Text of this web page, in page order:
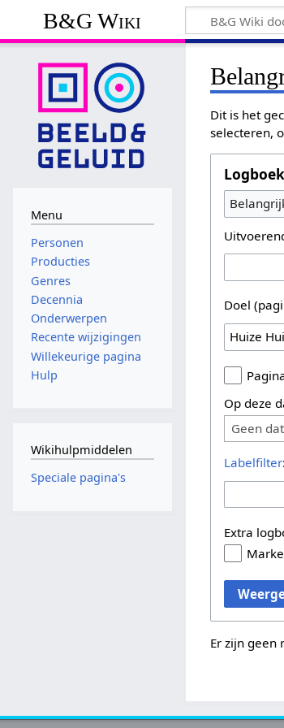
B&G Wiki
Dit is het
selecteren,
Doel
Op deze
Geen
Labelfilter:
Extra
Er zijn geen
Menu
Personen
Producties
Genres
Decennia
Onderwerpen
Recente wijzigingen
Willekeurige pagina
Hulp
Wikihulpmiddelen
Speciale pagina's